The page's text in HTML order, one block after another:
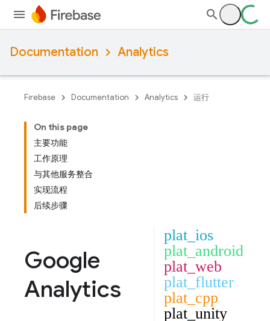
Documentation Analytics
Firebase Documentation Analytics 运行
On this page
主要功能
工作原理
与其他服务整合
实现流程
后续步骤
Google
Analytics
plat_ios
plat_android
plat_web
plat_flutter
plat_cpp
plat_unity